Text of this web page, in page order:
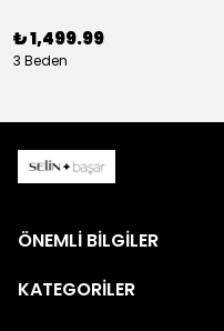
₺ 1,499.99
3 Beden
ÖNEMLİ BİLGİLER
KATEGORİLER